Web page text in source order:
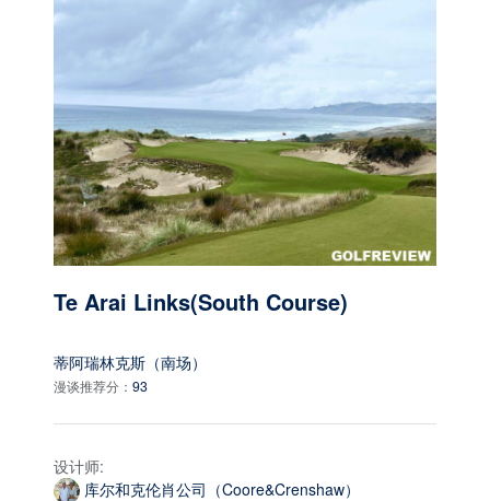
Te Arai Links(South Course)
蒂阿瑞林克斯（南场）
漫谈推荐分： 93
设计师:
库尔和克伦肖公司（Coore&Crenshaw）